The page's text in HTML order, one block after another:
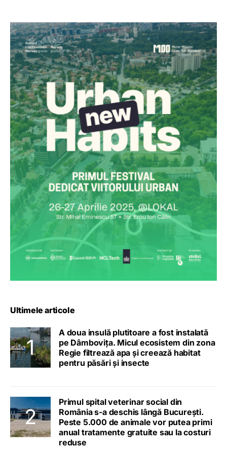
Ultimele articole
A doua insulă plutitoare a fost instalată
pe Dâmbovița. Micul ecosistem din zona
Regie filtrează apa și creează habitat
pentru păsări și insecte
Primul spital veterinar social din
România s-a deschis lângă București.
Peste 5.000 de animale vor putea primi
anual tratamente gratuite sau la costuri
reduse